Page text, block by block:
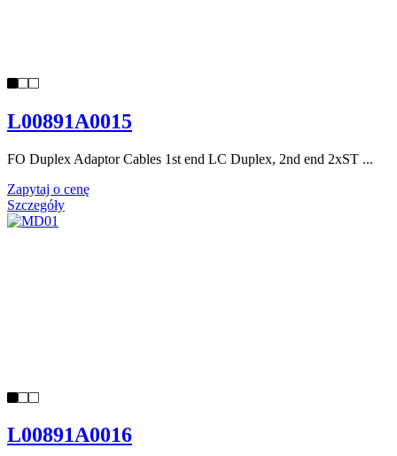
L00891A0015
FO Duplex Adaptor Cables 1st end LC Duplex, 2nd end 2xST ...
Zapytaj o cenę
Szczegóły
L00891A0016